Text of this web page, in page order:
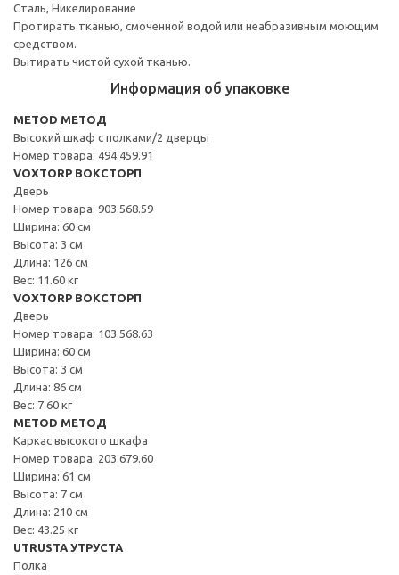
Сталь, Никелирование
Протирать тканью, смоченной водой или неабразивным моющим
средством.
Вытирать чистой сухой тканью.
Информация об упаковке
METOD МЕТОД
Высокий шкаф с полками/2 дверцы
Номер товара: 494.459.91
VOXTORP ВОКСТОРП
Дверь
Номер товара: 903.568.59
Ширина: 60 см
Высота: 3 см
Длина: 126 см
Вес: 11.60 кг
VOXTORP ВОКСТОРП
Дверь
Номер товара: 103.568.63
Ширина: 60 см
Высота: 3 см
Длина: 86 см
Вес: 7.60 кг
METOD МЕТОД
Каркас высокого шкафа
Номер товара: 203.679.60
Ширина: 61 см
Высота: 7 см
Длина: 210 см
Вес: 43.25 кг
UTRUSTA УТРУСТА
Полка